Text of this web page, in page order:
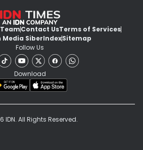
Contact UsTerms of Services
Media SiberIndexSitemap
Follow Us
Download
IDN. All Rights Reserved.